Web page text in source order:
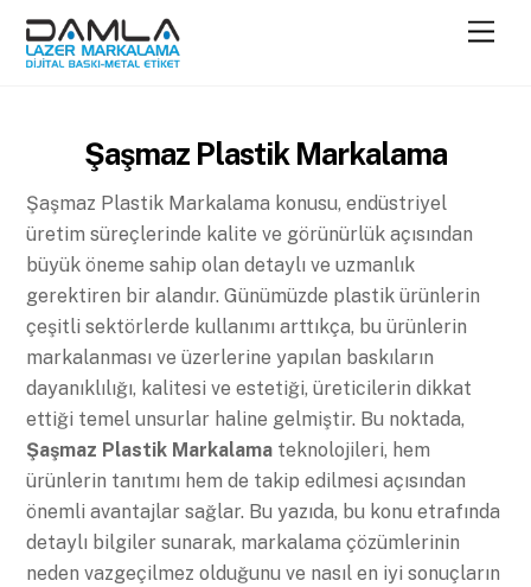
Skip
content
Şaşmaz Plastik Markalama
Şaşmaz Plastik Markalama konusu, endüstriyel
üretim süreçlerinde kalite ve görünürlük açısından
büyük öneme sahip olan detaylı ve uzmanlık
gerektiren bir alandır. Günümüzde plastik ürünlerin
çeşitli sektörlerde kullanımı arttıkça, bu ürünlerin
markalanması ve üzerlerine yapılan baskıların
dayanıklılığı, kalitesi ve estetiği, üreticilerin dikkat
ettiği temel unsurlar haline gelmiştir. Bu noktada,
Şaşmaz Plastik Markalama teknolojileri, hem
ürünlerin tanıtımı hem de takip edilmesi açısından
önemli avantajlar sağlar. Bu yazıda, bu konu etrafında
detaylı bilgiler sunarak, markalama çözümlerinin
neden vazgeçilmez olduğunu ve nasıl en iyi sonuçların